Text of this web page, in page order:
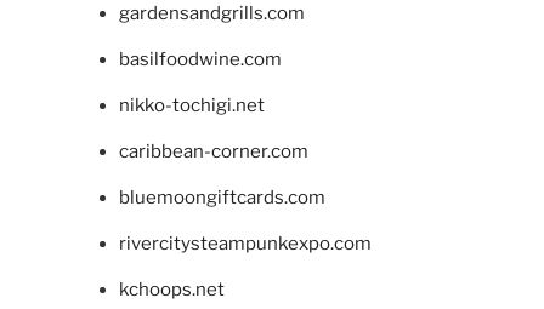
gardensandgrills.com
basilfoodwine.com
nikko-tochigi.net
caribbean-corner.com
bluemoongiftcards.com
rivercitysteampunkexpo.com
kchoops.net